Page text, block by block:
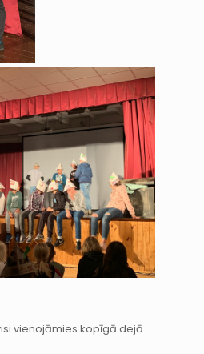
vienojāmies kopīgā dejā.